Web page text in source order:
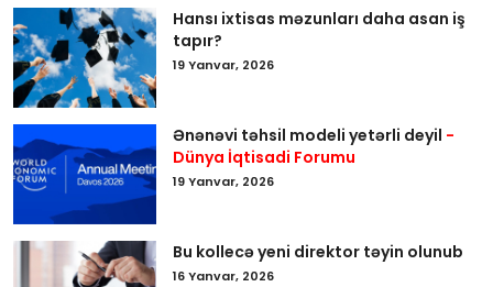
Hansı ixtisas məzunları daha asan iş
tapır?
19 Yanvar, 2026
Ənənəvi təhsil modeli yetərli deyil -
Dünya İqtisadi Forumu
19 Yanvar, 2026
Bu kollecə yeni direktor təyin olunub
16 Yanvar, 2026